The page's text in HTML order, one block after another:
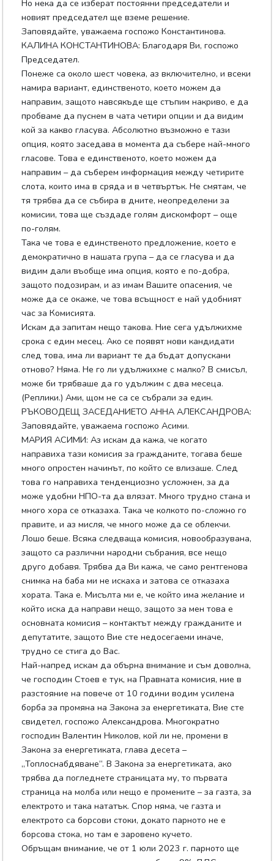
Но нека да се изберат постоянни председатели и
новият председател ще вземе решение.
Заповядайте, уважаема госпожо Константинова.
КАЛИНА КОНСТАНТИНОВА: Благодаря Ви, госпожо
Председател.
Понеже са около шест човека, аз включително, и всеки
намира вариант, единственото, което можем да
направим, защото навсякъде ще стъпим накриво, е да
пробваме да пуснем в чата четири опции и да видим
кой за какво гласува. Абсолютно възможно е тази
опция, която заседава в момента да събере най-много
гласове. Това е единственото, което можем да
направим – да съберем информация между четирите
слота, които има в сряда и в четвъртък. Не смятам, че
тя трябва да се събира в дните, неопределени за
комисии, това ще създаде голям дискомфорт – още
по-голям.
Така че това е единственото предложение, което е
демократично в нашата група – да се гласува и да
видим дали въобще има опция, която е по-добра,
защото подозирам, и аз имам Вашите опасения, че
може да се окаже, че това всъщност е най удобният
час за Комисията.
Искам да запитам нещо такова. Ние сега удължихме
срока с един месец. Ако се появят нови кандидати
след това, има ли вариант те да бъдат допускани
отново? Няма. Не го ли удължихме с малко? В смисъл,
може би трябваше да го удължим с два месеца.
(Реплики.) Ами, щом не са се събрали за един.
РЪКОВОДЕЩ ЗАСЕДАНИЕТО АННА АЛЕКСАНДРОВА:
Заповядайте, уважаема госпожо Асими.
МАРИЯ АСИМИ: Аз искам да кажа, че когато
направиха тази комисия за гражданите, тогава беше
много опростен начинът, по който се влизаше. След
това го направиха тенденциозно усложнен, за да
може удобни НПО-та да влязат. Много трудно стана и
много хора се отказаха. Така че колкото по-сложно го
правите, и аз мисля, че много може да се облекчи.
Лошо беше. Всяка следваща комисия, новообразувана,
защото са различни народни събрания, все нещо
друго добавя. Трябва да Ви кажа, че само рентгенова
снимка на баба ми не искаха и затова се отказаха
хората. Така е. Мисълта ми е, че който има желание и
който иска да направи нещо, защото за мен това е
основната комисия – контактът между гражданите и
депутатите, защото Вие сте недосегаеми иначе,
трудно се стига до Вас.
Най-напред искам да обърна внимание и съм доволна,
че господин Стоев е тук, на Правната комисия, ние в
разстояние на повече от 10 години водим усилена
борба за промяна на Закона за енергетиката, Вие сте
свидетел, госпожо Александрова. Многократно
господин Валентин Николов, кой ли не, промени в
Закона за енергетиката, глава десета –
„Топлоснабдяване“. В Закона за енергетиката, ако
трябва да погледнете страницата му, то първата
страница на молба или нещо е промените – за газта, за
електрото и така нататък. Спор няма, че газта и
електрото са борсови стоки, докато парното не е
борсова стока, но там е заровено кучето.
Обръщам внимание, че от 1 юли 2023 г. парното ще